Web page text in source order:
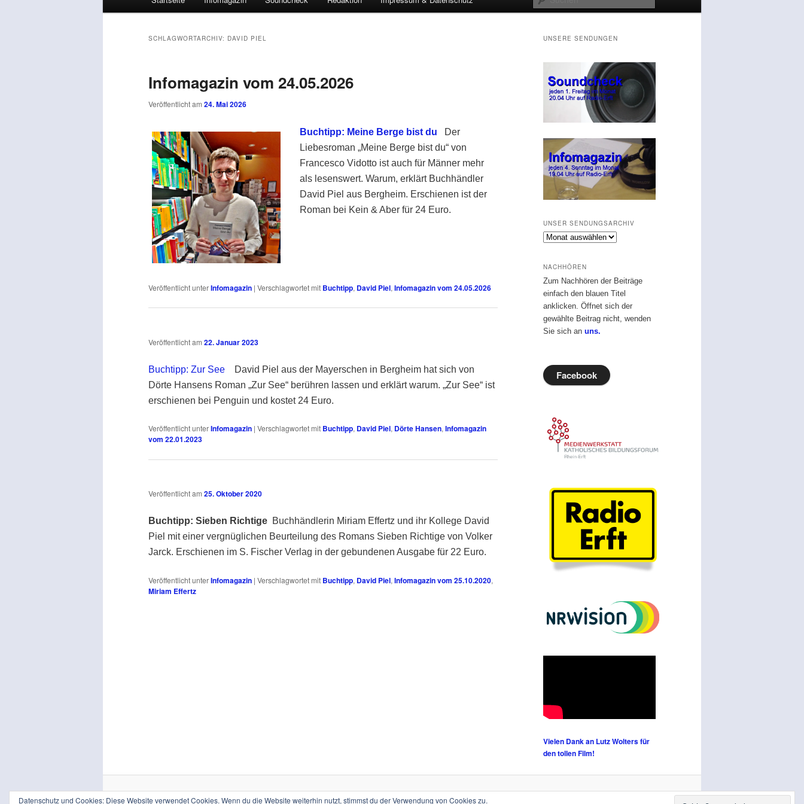
SCHLAGWORTARCHIV: DAVID PIEL
Infomagazin vom 24.05.2026
Veröffentlicht am 24. Mai 2026
Buchtipp: Meine Berge bist du Der
Liebesroman „Meine Berge bist du“ von
Francesco Vidotto ist auch für Männer mehr
als lesenswert. Warum, erklärt Buchhändler
David Piel aus Bergheim. Erschienen ist der
Roman bei Kein & Aber für 24 Euro.
Veröffentlicht unterInfomagazin | Verschlagwortet mit Buchtipp, David Piel, Infomagazin vom 24.05.2026
Veröffentlicht am 22. Januar 2023
Buchtipp: Zur See David Piel aus der Mayerschen in Bergheim hat sich von
Dörte Hansens Roman „Zur See“ berühren lassen und erklärt warum. „Zur See“ ist
erschienen bei Penguin und kostet 24 Euro.
Veröffentlicht unterInfomagazin | Verschlagwortet mit Buchtipp, David Piel, Dörte Hansen, Infomagazin
vom 22.01.2023
Veröffentlicht am 25. Oktober 2020
Buchtipp: Sieben Richtige Buchhändlerin Miriam Effertz und ihr Kollege David
Piel mit einer vergnüglichen Beurteilung des Romans Sieben Richtige von Volker
Jarck. Erschienen im S. Fischer Verlag in der gebundenen Ausgabe für 22 Euro.
Veröffentlicht unterInfomagazin | Verschlagwortet mit Buchtipp, David Piel, Infomagazin vom 25.10.2020,
Miriam Effertz
UNSERE SENDUNGEN
UNSER SENDUNGSARCHIV
Unser
NACHHÖREN
Zum Nachhören der Beiträge
einfach den blauen Titel
anklicken. Öffnet sich der
gewählte Beitrag nicht, wenden
Sie sich an uns.
Facebook
Vielen Dank an Lutz Wolters für
den tollen Film!
Stolz präsentiert von WordPress
Datenschutz und Cookies: Diese Website verwendet Cookies. Wenn du die Website weiterhin nutzt, stimmst du der Verwendung von Cookies zu.